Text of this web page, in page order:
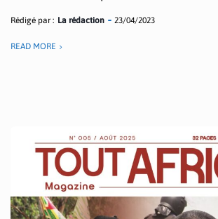
Rédigé par : La rédaction 23/04/2023
READ MORE